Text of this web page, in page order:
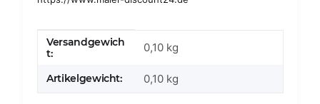
Produkteigenschaft
Wert
Versandgewich
t:
0,10 kg
Artikelgewicht: 0,10 kg